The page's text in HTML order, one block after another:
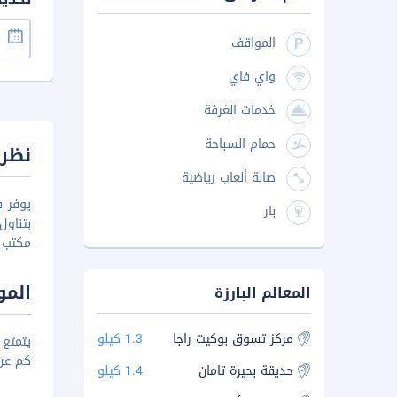
مكتب
كم
المواقف
واي فاي
خدمات الغرفة
حمام السباحة
صالة ألعاب رياضية
بار
المعالم البارزة
مركز تسوق بوكيت راجا
1.3 كيلو
حديقة بحيرة تامان
1.4 كيلو